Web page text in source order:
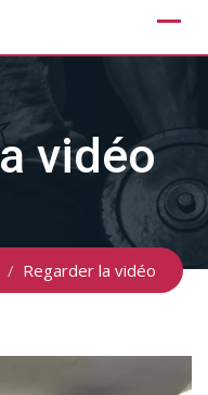
vidéo
/ Regarder la vidéo